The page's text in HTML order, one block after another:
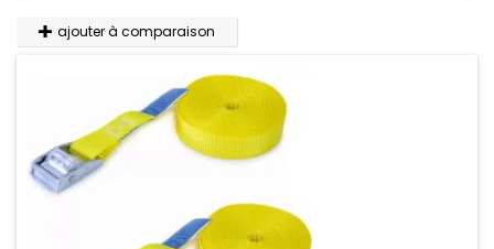
ajouter à comparaison